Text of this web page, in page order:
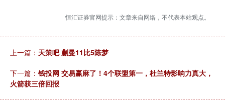
恒汇证券官网提示：文章来自网络，不代表本站观点。
上一篇： 天策吧 蒯曼11比5陈梦
下一篇： 钱投网 交易赢麻了！4个联盟第一，杜兰特影响力真大，
火箭获三倍回报